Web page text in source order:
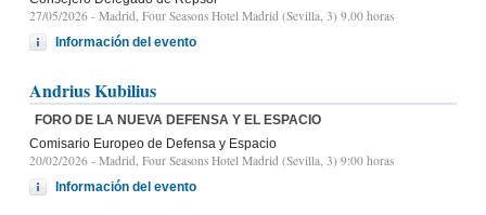
27/05/2026 - Madrid, Four Seasons Hotel Madrid (Sevilla, 3) 9.00 horas
Información del evento
Andrius Kubilius
FORO DE LA NUEVA DEFENSA Y EL ESPACIO
Comisario Europeo de Defensa y Espacio
20/02/2026 - Madrid, Four Seasons Hotel Madrid (Sevilla, 3) 9:00 horas
Información del evento